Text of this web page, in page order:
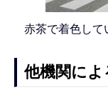
赤茶で着色して
他機関に